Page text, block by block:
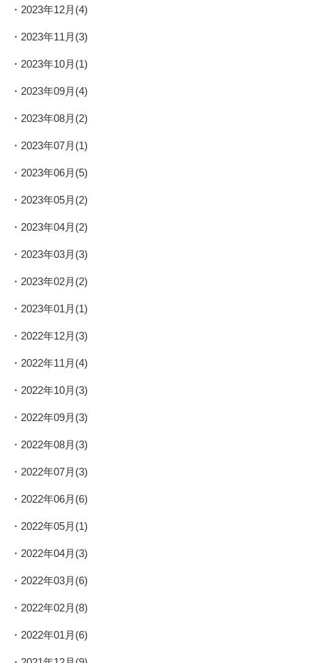
2023年12月(4)
2023年11月(3)
2023年10月(1)
2023年09月(4)
2023年08月(2)
2023年07月(1)
2023年06月(5)
2023年05月(2)
2023年04月(2)
2023年03月(3)
2023年02月(2)
2023年01月(1)
2022年12月(3)
2022年11月(4)
2022年10月(3)
2022年09月(3)
2022年08月(3)
2022年07月(3)
2022年06月(6)
2022年05月(1)
2022年04月(3)
2022年03月(6)
2022年02月(8)
2022年01月(6)